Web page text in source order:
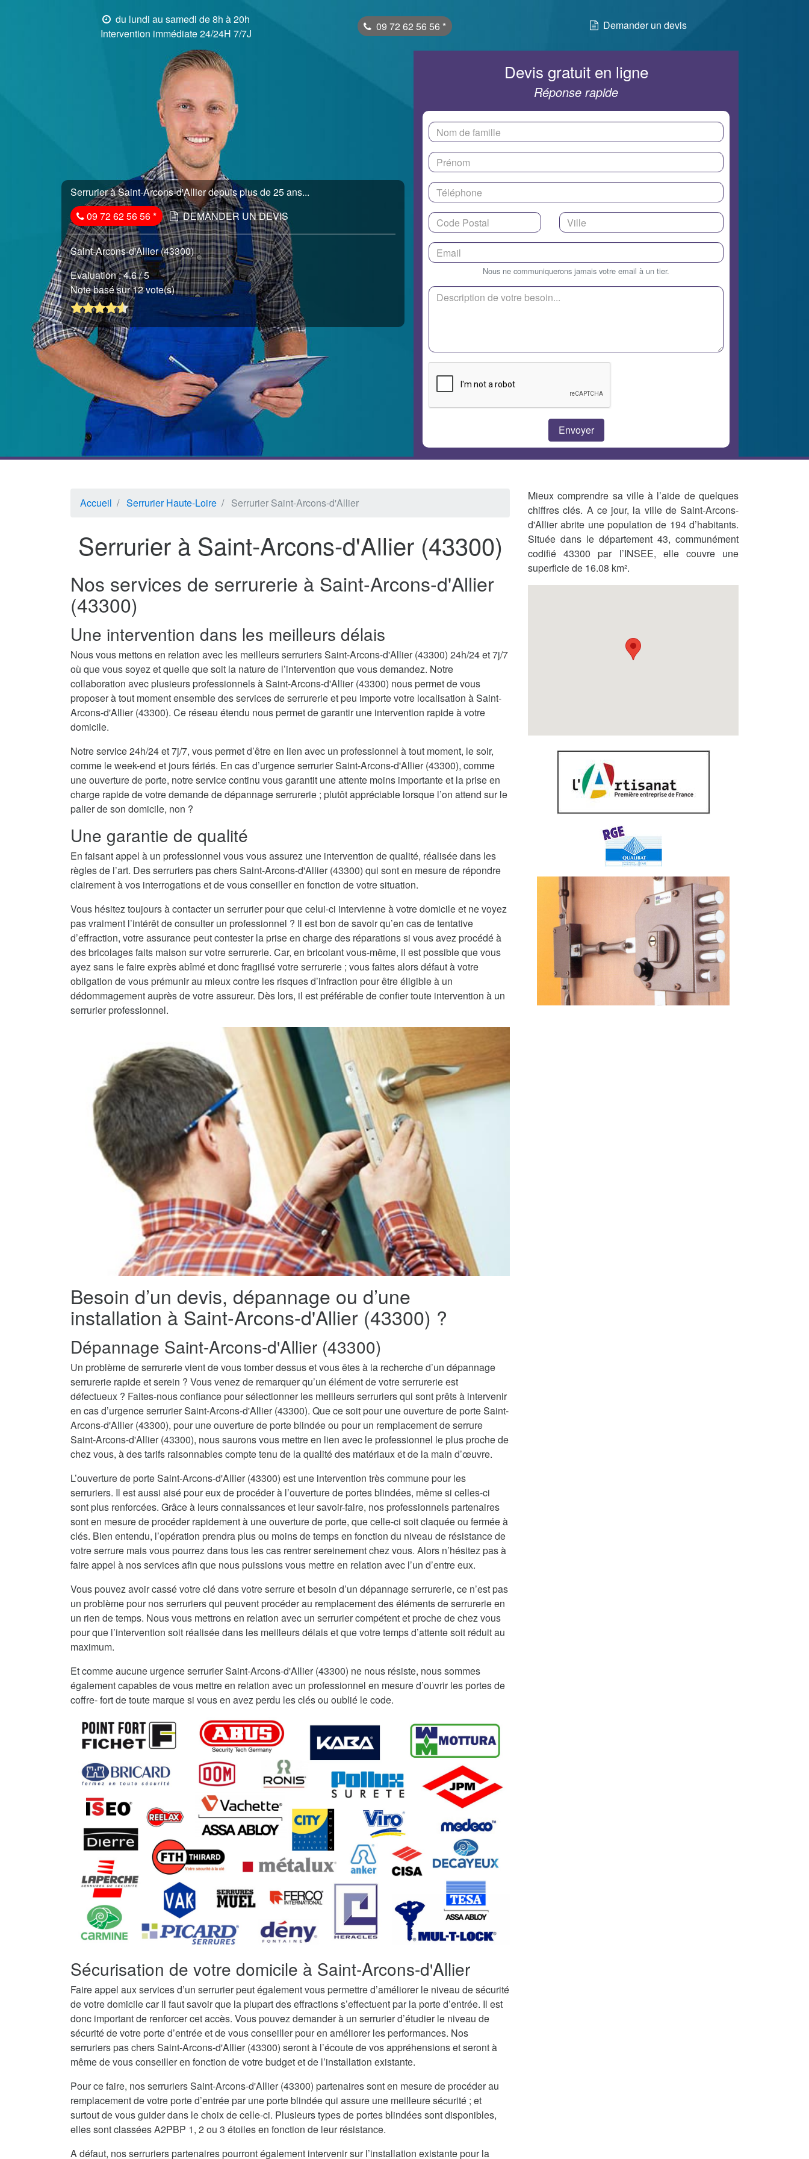
du lundi au samedi de 8h à 20h
Intervention immédiate 24/24H 7/7J
09 72 62 56 56 * Demander un devis
Serrurier à Saint-Arcons-d'Allier depuis plus de 25 ans...
09 72 62 56 56* DEMANDER UN DEVIS
Saint-Arcons-d'Allier (43300)
Evaluation :4.6/ 5
Note basé sur 12 vote(s)
Devis gratuit en ligne
Réponse rapide
Nous ne communiquerons jamais votre email à un tier.
Accueil Serrurier Haute-Loire Serrurier Saint-Arcons-d'Allier
Serrurier à Saint-Arcons-d'Allier (43300)
Nos services de serrurerie à Saint-Arcons-d'Allier
(43300)
Une intervention dans les meilleurs délais
Nous vous mettons en relation avec les meilleurs serruriers Saint-Arcons-d'Allier (43300) 24h/24 et 7j/7
où que vous soyez et quelle que soit la nature de l’intervention que vous demandez. Notre
collaboration avec plusieurs professionnels à Saint-Arcons-d'Allier (43300) nous permet de vous
proposer à tout moment ensemble des services de serrurerie et peu importe votre localisation à Saint-
Arcons-d'Allier (43300). Ce réseau étendu nous permet de garantir une intervention rapide à votre
domicile.
Notre service 24h/24 et 7j/7, vous permet d’être en lien avec un professionnel à tout moment, le soir,
comme le week-end et jours fériés. En cas d’urgence serrurier Saint-Arcons-d'Allier (43300), comme
une ouverture de porte, notre service continu vous garantit une attente moins importante et la prise en
charge rapide de votre demande de dépannage serrurerie ; plutôt appréciable lorsque l’on attend sur le
palier de son domicile, non ?
Une garantie de qualité
En faisant appel à un professionnel vous vous assurez une intervention de qualité, réalisée dans les
règles de l’art. Des serruriers pas chers Saint-Arcons-d'Allier (43300) qui sont en mesure de répondre
clairement à vos interrogations et de vous conseiller en fonction de votre situation.
Vous hésitez toujours à contacter un serrurier pour que celui-ci intervienne à votre domicile et ne voyez
pas vraiment l’intérêt de consulter un professionnel ? Il est bon de savoir qu’en cas de tentative
d’effraction, votre assurance peut contester la prise en charge des réparations si vous avez procédé à
des bricolages faits maison sur votre serrurerie. Car, en bricolant vous-même, il est possible que vous
ayez sans le faire exprès abîmé et donc fragilisé votre serrurerie ; vous faites alors défaut à votre
obligation de vous prémunir au mieux contre les risques d’infraction pour être éligible à un
dédommagement auprès de votre assureur. Dès lors, il est préférable de confier toute intervention à un
serrurier professionnel.
Besoin d’un devis, dépannage ou d’une
installation à Saint-Arcons-d'Allier (43300) ?
Dépannage Saint-Arcons-d'Allier (43300)
Un problème de serrurerie vient de vous tomber dessus et vous êtes à la recherche d’un dépannage
serrurerie rapide et serein ? Vous venez de remarquer qu’un élément de votre serrurerie est
défectueux ? Faites-nous confiance pour sélectionner les meilleurs serruriers qui sont prêts à intervenir
en cas d’urgence serrurier Saint-Arcons-d'Allier (43300). Que ce soit pour une ouverture de porte Saint-
Arcons-d'Allier (43300), pour une ouverture de porte blindée ou pour un remplacement de serrure
Saint-Arcons-d'Allier (43300), nous saurons vous mettre en lien avec le professionnel le plus proche de
chez vous, à des tarifs raisonnables compte tenu de la qualité des matériaux et de la main d’œuvre.
L’ouverture de porte Saint-Arcons-d'Allier (43300) est une intervention très commune pour les
serruriers. Il est aussi aisé pour eux de procéder à l’ouverture de portes blindées, même si celles-ci
sont plus renforcées. Grâce à leurs connaissances et leur savoir-faire, nos professionnels partenaires
sont en mesure de procéder rapidement à une ouverture de porte, que celle-ci soit claquée ou fermée à
clés. Bien entendu, l’opération prendra plus ou moins de temps en fonction du niveau de résistance de
votre serrure mais vous pourrez dans tous les cas rentrer sereinement chez vous. Alors n’hésitez pas à
faire appel à nos services afin que nous puissions vous mettre en relation avec l’un d’entre eux.
Vous pouvez avoir cassé votre clé dans votre serrure et besoin d’un dépannage serrurerie, ce n’est pas
un problème pour nos serruriers qui peuvent procéder au remplacement des éléments de serrurerie en
un rien de temps. Nous vous mettrons en relation avec un serrurier compétent et proche de chez vous
pour que l’intervention soit réalisée dans les meilleurs délais et que votre temps d’attente soit réduit au
maximum.
Et comme aucune urgence serrurier Saint-Arcons-d'Allier (43300) ne nous résiste, nous sommes
également capables de vous mettre en relation avec un professionnel en mesure d’ouvrir les portes de
coffre- fort de toute marque si vous en avez perdu les clés ou oublié le code.
Sécurisation de votre domicile à Saint-Arcons-d'Allier
Faire appel aux services d’un serrurier peut également vous permettre d’améliorer le niveau de sécurité
de votre domicile car il faut savoir que la plupart des effractions s’effectuent par la porte d’entrée. Il est
donc important de renforcer cet accès. Vous pouvez demander à un serrurier d’étudier le niveau de
sécurité de votre porte d’entrée et de vous conseiller pour en améliorer les performances. Nos
serruriers pas chers Saint-Arcons-d'Allier (43300) seront à l’écoute de vos appréhensions et seront à
même de vous conseiller en fonction de votre budget et de l’installation existante.
Pour ce faire, nos serruriers Saint-Arcons-d'Allier (43300) partenaires sont en mesure de procéder au
remplacement de votre porte d’entrée par une porte blindée qui assure une meilleure sécurité ; et
surtout de vous guider dans le choix de celle-ci. Plusieurs types de portes blindées sont disponibles,
elles sont classées A2PBP 1, 2 ou 3 étoiles en fonction de leur résistance.
A défaut, nos serruriers partenaires pourront également intervenir sur l’installation existante pour la
Mieux comprendre sa ville à l’aide de quelques
chiffres clés. A ce jour, la ville de Saint-Arcons-
d'Allier abrite une population de 194 d’habitants.
Située dans le département 43, communément
codifié 43300 par l’INSEE, elle couvre une
superficie de 16.08 km².